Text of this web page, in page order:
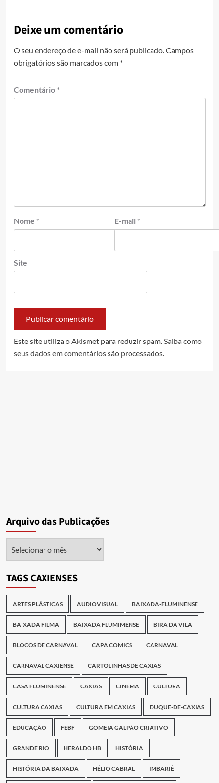
Deixe um comentário
O seu endereço de e-mail não será publicado.Campos
obrigatórios são marcados com *
Comentário *
Nome * E-mail *
Site
Este site utiliza o Akismet para reduzir spam.Saiba como
seus dados em comentários são processados.
Arquivo das Publicações
TAGS CAXIENSES
ARTES PLÁSTICAS AUDIOVISUAL BAIXADA-FLUMINENSE
BAIXADA FILMA BAIXADA FLUMIMENSE BIRA DA VILA
BLOCOS DE CARNAVAL CAPA COMICS CARNAVAL
CARNAVAL CAXIENSE CARTOLINHAS DE CAXIAS
CASA FLUMINENSE CAXIAS CINEMA CULTURA
CULTURA CAXIAS CULTURA EM CAXIAS DUQUE-DE-CAXIAS
EDUCAÇÃO FEBF GOMEIA GALPÃO CRIATIVO
GRANDE RIO HERALDO HB HISTÓRIA
HISTÓRIA DA BAIXADA HÉLIO CABRAL IMBARIÊ